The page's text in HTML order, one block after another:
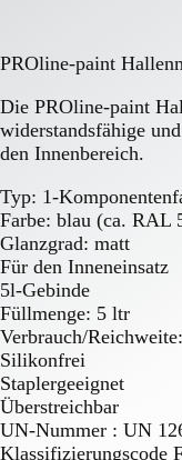
PROline-paint
Die PROline-paint
widerstandsfähige
den Innenbereich.
Typ: 1-
Farbe: blau (ca. RAL
Glanzgrad: matt
Für den Inneneinsatz
5l-Gebinde
Füllmenge: 5 ltr
Verbrauch/
Silikonfrei
Staplergeeignet
Überstreichbar
UN-Nummer : UN
Klassifizierungscode